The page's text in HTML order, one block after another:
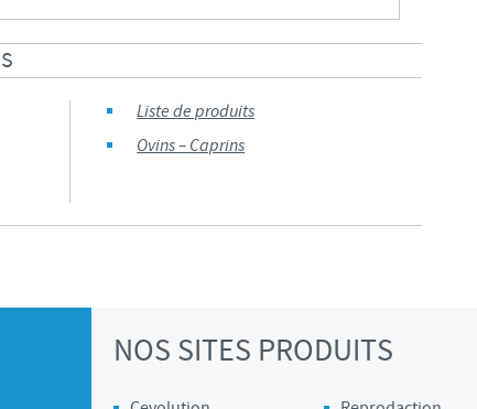
Liste de produits
Ovins – Caprins
NOS SITES PRODUITS